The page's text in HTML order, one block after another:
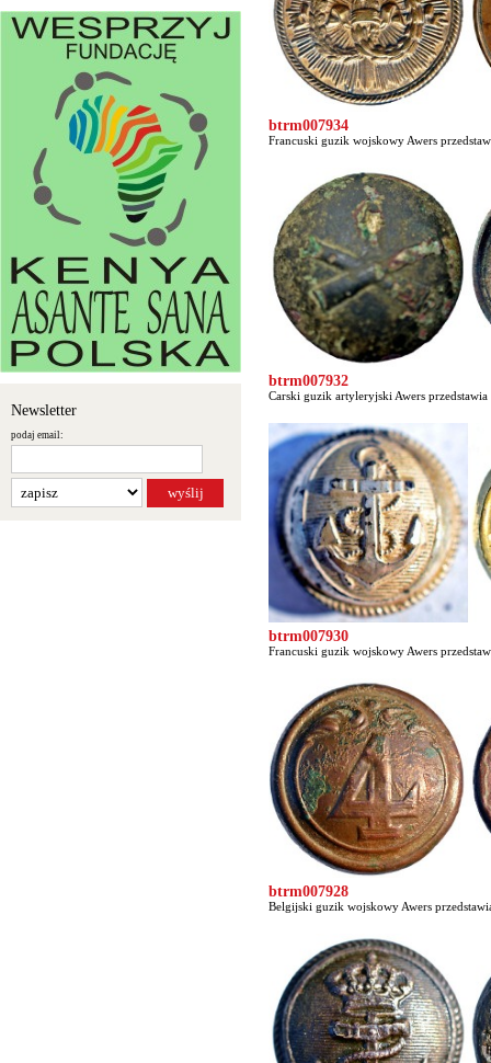
Newsletter
podaj email:
btrm007934
Francuski guzik wojskowy Awers
btrm007932
Carski guzik artyleryjski Awers
btrm007930
Francuski guzik wojskowy Awers
btrm007928
Belgijski guzik wojskowy Awers